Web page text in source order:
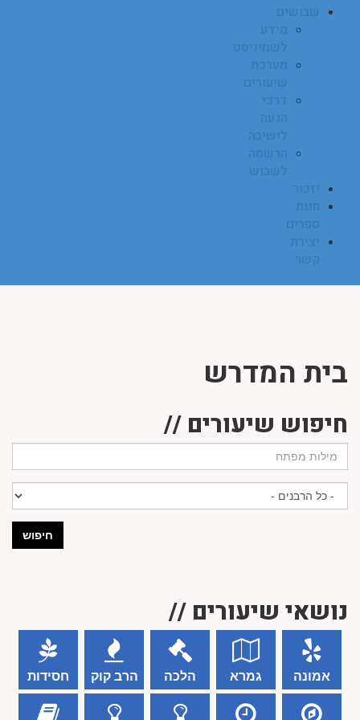
שבושים
מידע
מערכת
דרכי
הרשמה
יזכור
חנות
יצירת
בית המדרש
חיפוש שיעורים //
חיפוש
נושאי שיעורים //
אמונה גמרא הלכה הרב קוק חסידות